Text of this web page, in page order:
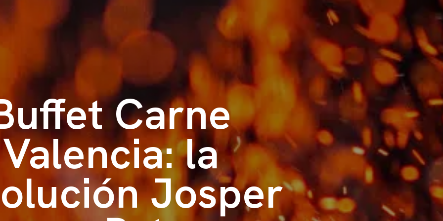
Carne
Valencia: la
Josper